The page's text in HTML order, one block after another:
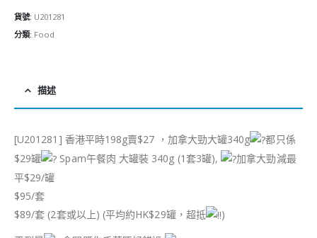
貨號: U201281
分類: Food
描述
[U201281] 香港平時198g賣$27 ，加拿大勁大罐340g
都只係
$29罐
Spam午餐肉 大罐裝 340g (1套3罐),
加拿大勁減最
平$29/罐
$95/套
$89/套 (2套或以上) (平均約HK$29罐，超抵
)